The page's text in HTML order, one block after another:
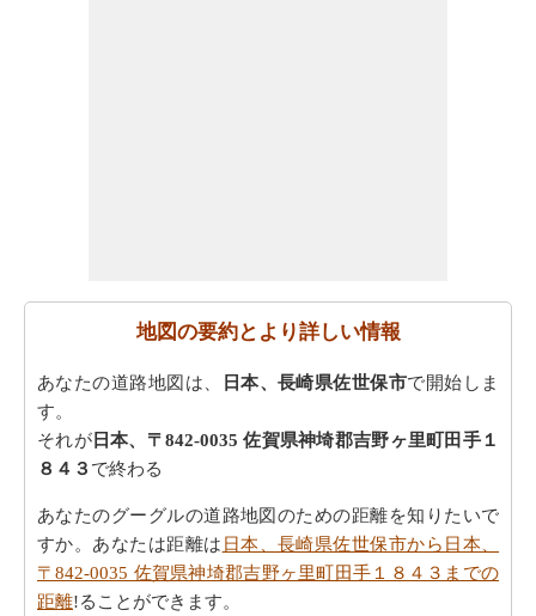
地図の要約とより詳しい情報
あなたの道路地図は、 日本、長崎県佐世保市で開始しま
す。
それが日本、〒842-0035 佐賀県神埼郡吉野ヶ里町田手１
８４３ で終わる
あなたのグーグルの道路地図のための距離を知りたいで
すか。あなたは距離は 日本、長崎県佐世保市から日本、
〒842-0035 佐賀県神埼郡吉野ヶ里町田手１８４３までの
距離!ることができます。